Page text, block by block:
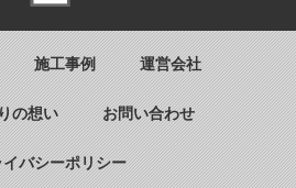
施工事例 運営会社
の想い お問い合わせ
イバシーポリシー
Back to top